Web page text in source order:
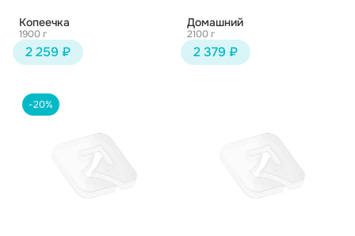
Копеечка
1900 г
2 259 ₽
Домашний
2100 г
2 379 ₽
-20%